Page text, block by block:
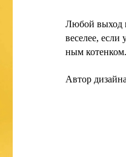
Любой выход
веселее, если
ным котенком.
Автор